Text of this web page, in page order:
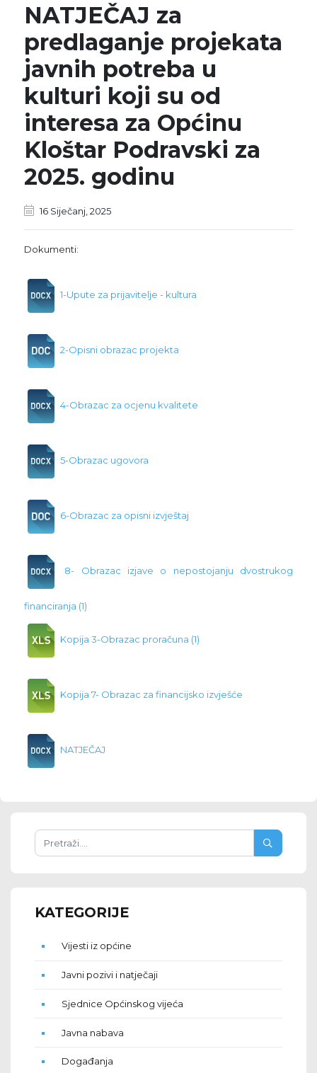
NATJEČAJ za
predlaganje projekata
javnih potreba u
kulturi koji su od
interesa za Općinu
Kloštar Podravski za
2025. godinu
16 Siječanj, 2025
Dokumenti:
1-Upute za prijavitelje - kultura
2-Opisni obrazac projekta
4-Obrazac za ocjenu kvalitete
5-Obrazac ugovora
6-Obrazac za opisni izvještaj
8- Obrazac izjave o nepostojanju dvostrukog
financiranja (1)
Kopija 3-Obrazac proračuna (1)
Kopija 7- Obrazac za financijsko izvješće
NATJEČAJ
KATEGORIJE
Vijesti iz općine
Javni pozivi i natječaji
Sjednice Općinskog vijeća
Javna nabava
Događanja